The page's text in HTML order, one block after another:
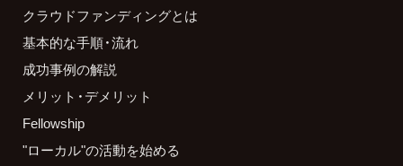
クラウドファンディングとは
基本的な手順・流れ
成功事例の解説
メリット・デメリット
Fellowship
"ローカル"の活動を始める